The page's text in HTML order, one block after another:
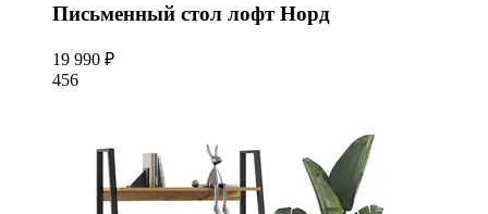
Письменный стол лофт Норд
19 990 ₽
456